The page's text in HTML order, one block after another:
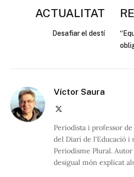
ACTUALITAT
Desafiar el destí
Víctor Saura
Periodista i professor
del Diari de l'Educació i
Periodisme Plural.
desigual món explicat